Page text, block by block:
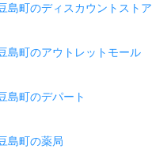
島町のディスカウントストア
島町のアウトレットモール
島町のデパート
島町の薬局